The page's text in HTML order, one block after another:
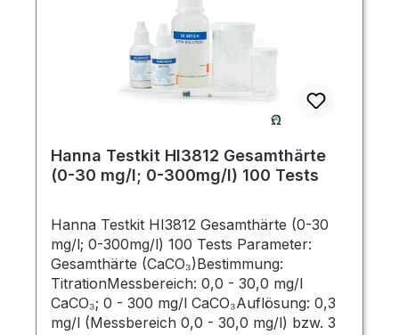
Hanna Testkit HI3812 Gesamthärte
(0-30 mg/l; 0-300mg/l) 100 Tests
Hanna Testkit HI3812 Gesamthärte (0-30
mg/l; 0-300mg/l) 100 Tests Parameter:
Gesamthärte (CaCO₃)Bestimmung:
TitrationMessbereich: 0,0 - 30,0 mg/l
CaCO₃; 0 - 300 mg/l CaCO₃Auflösung: 0,3
mg/l (Messbereich 0,0 - 30,0 mg/l) bzw. 3